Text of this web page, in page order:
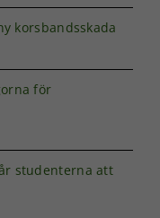
korsbandsskada
för
studenterna att
som
under